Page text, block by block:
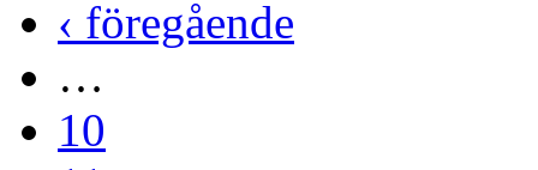
‹ föregående
…
10